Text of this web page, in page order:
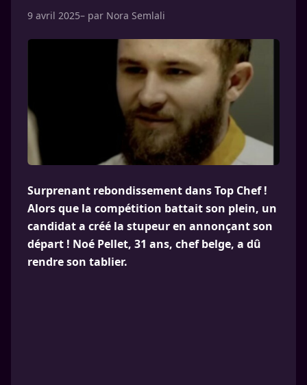
9 avril 2025– par Nora Semlali
Surprenant rebondissement dans Top Chef !
Alors que la compétition battait son plein, un
candidat a créé la stupeur en annonçant son
départ ! Noé Pellet, 31 ans, chef belge, a dû
rendre son tablier.